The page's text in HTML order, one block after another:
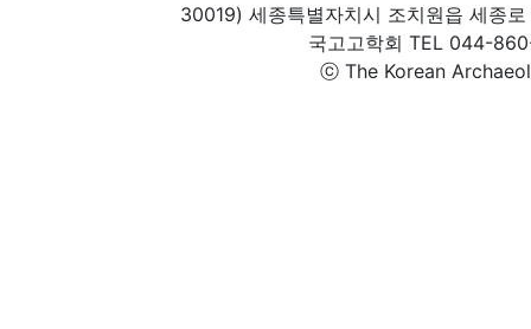
30019) 세종특별자치시 조치원읍 세종
국고고학회 TEL 044-
ⓒ The Korean